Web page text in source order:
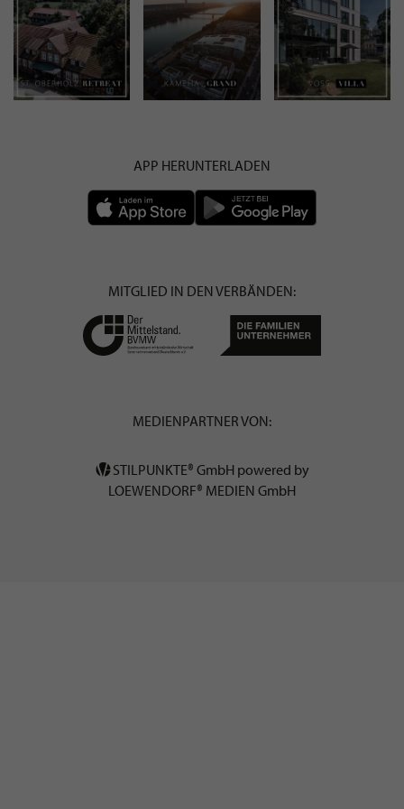
APP HERUNTERLADEN
MITGLIED IN DEN VERBÄNDEN:
MEDIENPARTNER VON:
STILPUNKTE® GmbH powered by
LOEWENDORF® MEDIEN GmbH